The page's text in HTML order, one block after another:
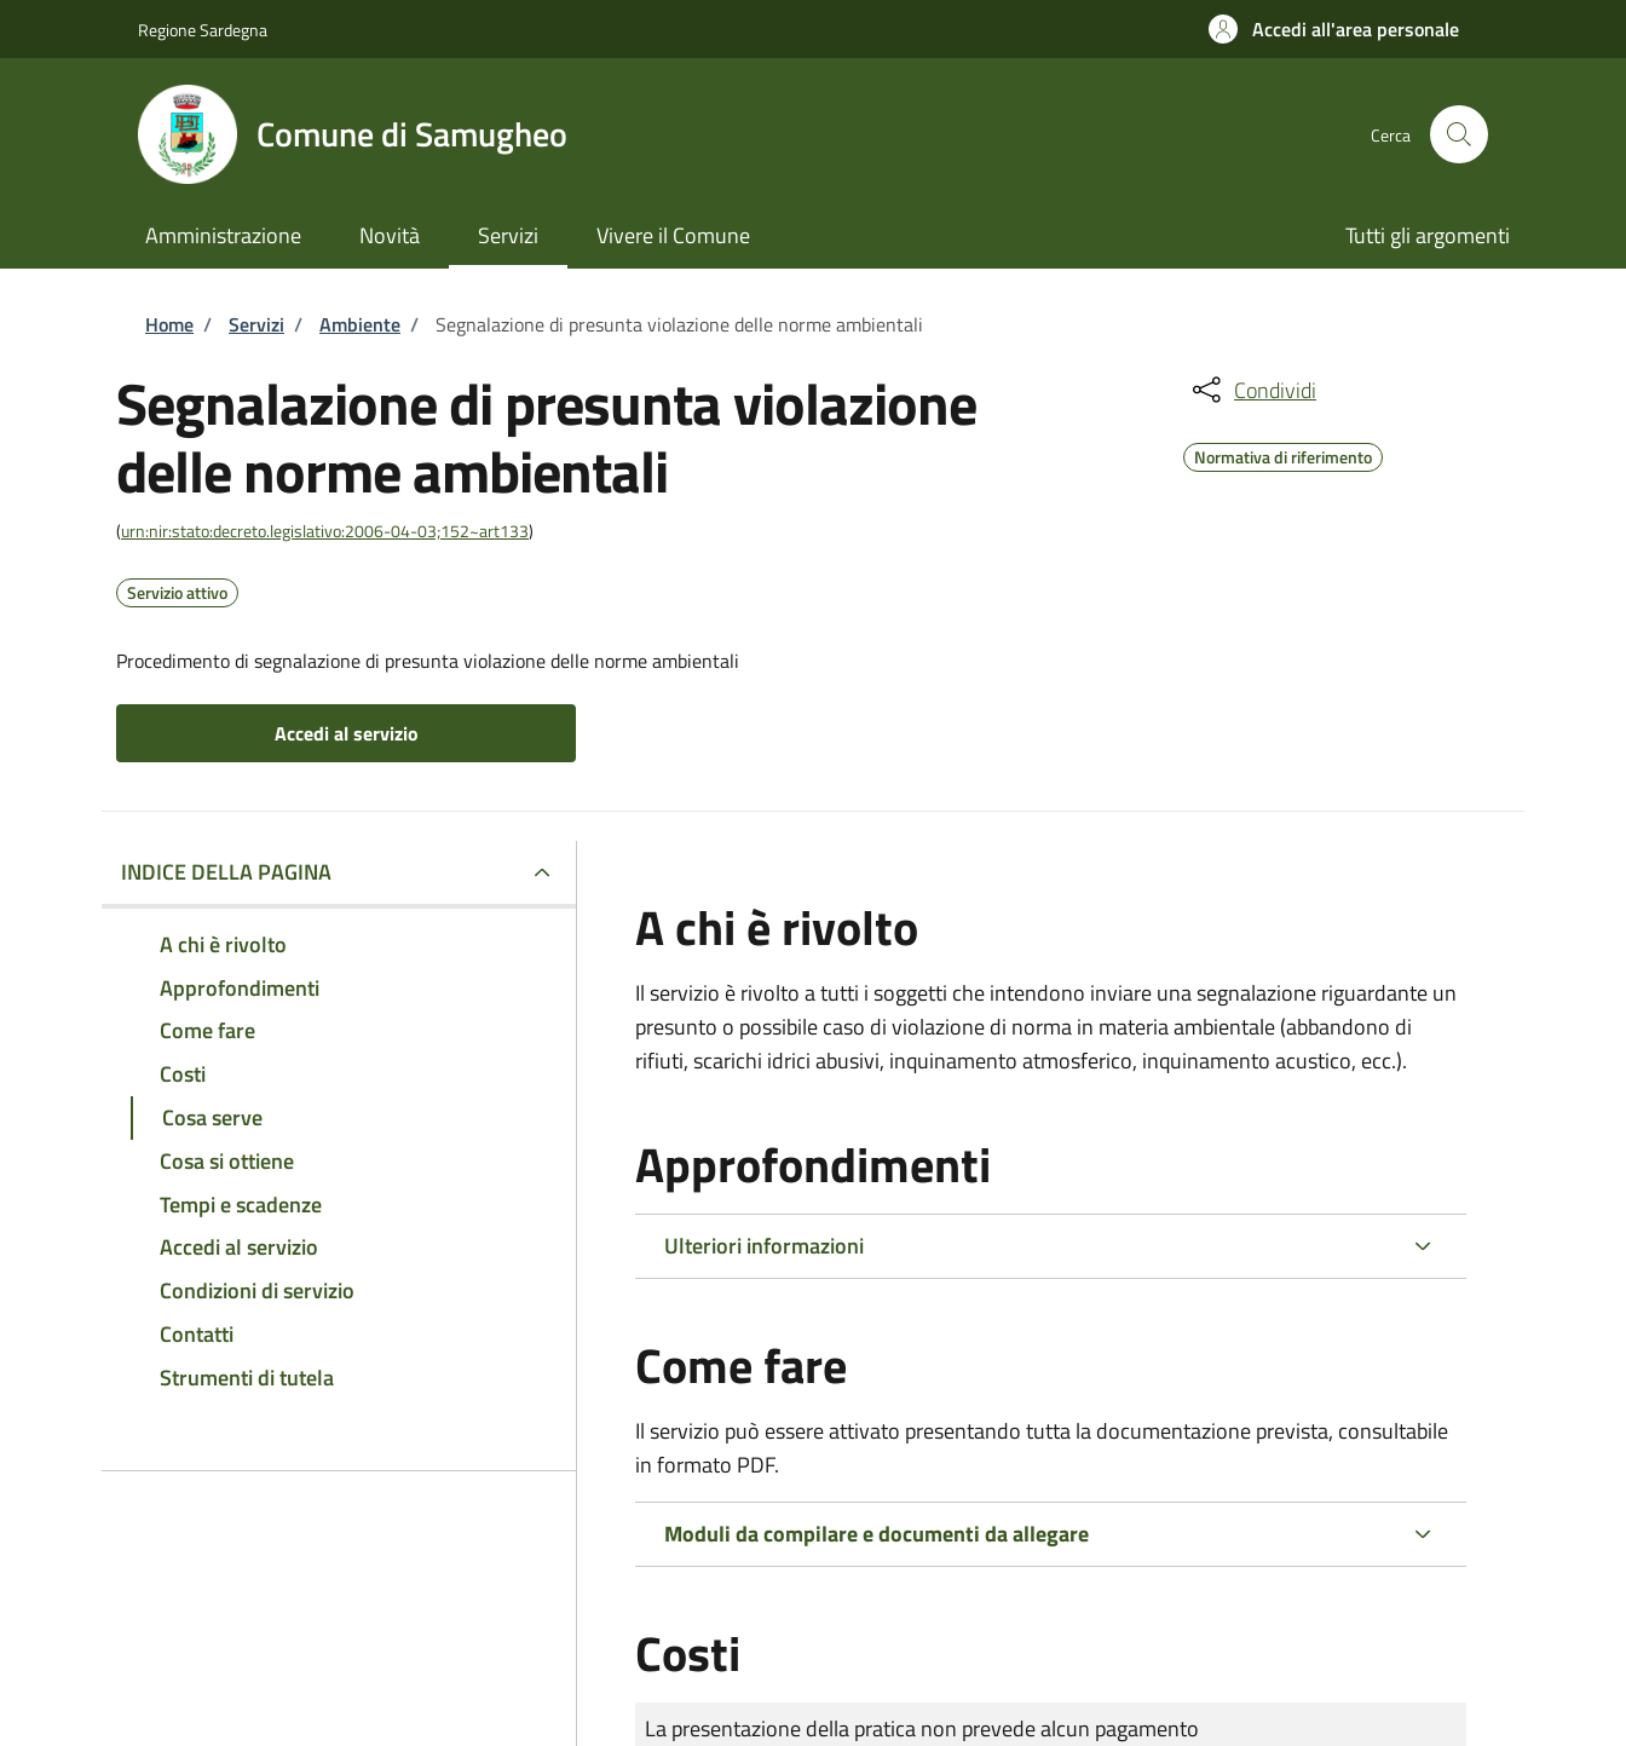
Regione Sardegna Accedi all'area personale
Comune di Samugheo Cerca
Amministrazione Novità Servizi Vivere il Comune Tutti gli argomenti
Briciole di pane
Home / Servizi / Ambiente / Segnalazione di presunta violazione delle norme ambientali
Segnalazione di presunta violazione
delle norme ambientali
(urn:nir:stato:decreto.legislativo:2006-04-03;152~art133)
Servizio attivo
Procedimento di segnalazione di presunta violazione delle norme ambientali
Accedi al servizio
Condividi
Normativa di riferimento
INDICE DELLA PAGINA
A chi è rivolto
Approfondimenti
Come fare
Costi
Cosa serve
Cosa si ottiene
Tempi e scadenze
Accedi al servizio
Condizioni di servizio
Contatti
Strumenti di tutela
A chi è rivolto
Il servizio è rivolto a tutti i soggetti che intendono inviare una segnalazione riguardante un
presunto o possibile caso di violazione di norma in materia ambientale (abbandono di
rifiuti, scarichi idrici abusivi, inquinamento atmosferico, inquinamento acustico, ecc.).
Approfondimenti
Ulteriori informazioni
Come fare
Il servizio può essere attivato presentando tutta la documentazione prevista, consultabile
in formato PDF.
Moduli da compilare e documenti da allegare
Costi
Tipo di pagamento
Importo
La presentazione della pratica non prevede alcun pagamento